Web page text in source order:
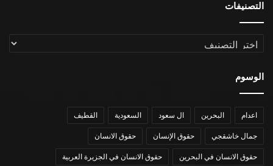
التصنيفات
التصنيفات
الوسوم
اعدام البحرين ال سعود السعودية القطيف
جمال خاشقجي حقوق الإنسان حقوق الانسان
حقوق الانسان في البحرين حقوق الانسان في الجزيرة العربية